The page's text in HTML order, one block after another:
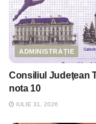
ADMINISTRAȚIE
Consiliul Judeţean
nota 10
IULIE 31, 2026